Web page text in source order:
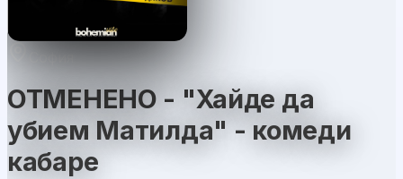
София
ОТМЕНЕНО - "Хайде да
убием Матилда" - комеди
кабаре